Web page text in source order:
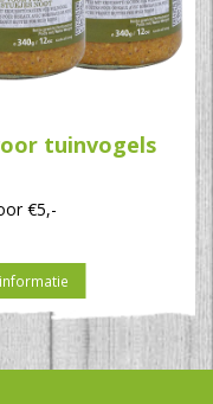
tuinvogels
€5,-